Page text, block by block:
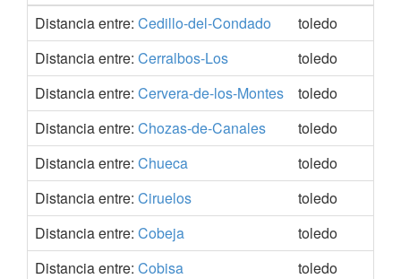
Distancia entre: Cedillo-del-Condado toledo
Distancia entre: Cerralbos-Los toledo
Distancia entre: Cervera-de-los-Montes toledo
Distancia entre: Chozas-de-Canales toledo
Distancia entre: Chueca toledo
Distancia entre: Ciruelos toledo
Distancia entre: Cobeja toledo
Distancia entre: Cobisa toledo